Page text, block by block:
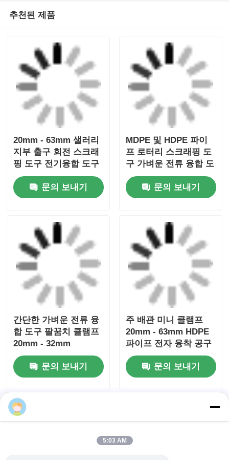
20mm - 63mm 샐러리
지부 출구 회전 스크래
핑 도구 전기융합 도구
문의 보내기
MDPE 및 HDPE 파이
프 로터리 스크래핑 도
구 가벼운 전류 융합 도
문의 보내기
간단한 가벼운 전류 융
합 도구 팔꿈치 클램프
20mm - 32mm
문의 보내기
주 배관 미니 클램프
20mm - 63mm HDPE
파이프 전자 융착 공구
문의 보내기
도구 20mm - 63mm 멀
크래핑 도구 전류 융합
5:03 AM